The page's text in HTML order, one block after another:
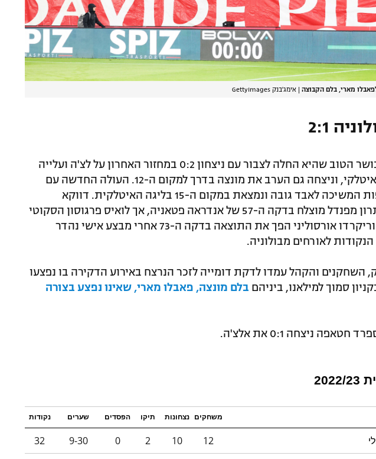
מארי, בלם הקבוצה | אימג'בנק GettyImages
2:1
בולוניה המשיכה בכושר הטוב שהיא החלה לצבור עם ניצחון 0:2 במחזור האחרון על לצ'ה ועלייה
לשלב הבא בגביע האיטלקי, וניצחה גם הערב את מונצה בדרך למקום ה-12. העולה החדשה עם
הפסד שלישי ברציפות המשיכה לאבד גובה ונמצאת במקום ה-15 בליגה האיטלקית. דווקא
המארחת עלתה ליתרון מפנדל מוצלח בדקה ה-57 של אנדראה פטאניה, אך לואיס פרגוסון הסקוטי
השווה בדקה ה-60 וריקרדו אורסוליני הפך את התוצאה בדקה ה-73 אחרי מבצע אישי נהדר
לאורחים מבולוניה.
השחקנים והקהל עמדו לדקת דומייה לזכר הנרצח באירוע הדקירה בו נפצעו
סמוך למילאנו, ביניהם בלם מונצה, פאבלו מארי, שאינו נפצע בצורה
ניצחה 0:1 את אלצ'ה.
23
משחקים נצחונות תיקו הפסדים שערים נקודות
12
10
2
0
9-30
32